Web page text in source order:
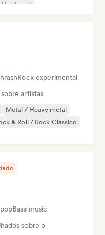
Hard rock
Rock experimental
artistas
Metal / Heavy metal
& Roll / Rock Clássico
Bass music
sobre o